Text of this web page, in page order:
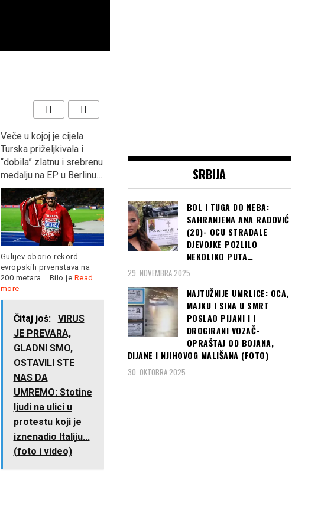
Veče u kojoj je cijela
Turska priželjkivala i
“dobila” zlatnu i srebrenu
medalju na EP u Berlinu…
Gulijev oborio rekord
evropskih prvenstava na
200 metara... Bilo je Read
more
Čitaj još:
VIRUS
JE PREVARA,
GLADNI SMO,
OSTAVILI STE
NAS DA
UMREMO: Stotine
ljudi na ulici u
protestu koji je
iznenadio Italiju...
(foto i video)
podijelio Hrvatsku?
Kada je hrvatske fudbalere
u Zagrebu dočekalo pola
se u osminu finala
Rusiji
Read more
SRBIJA
BOL I TUGA DO NEBA:
SAHRANJENA ANA RADOVIĆ
(20)- OCU STRADALE
DJEVOJKE POZLILO
NEKOLIKO PUTA…
29. NOVEMBRA 2025
NAJTUŽNIJE UMRLICE: OCA,
MAJKU I SINA U SMRT
POSLAO PIJANI I I
DROGIRANI VOZAČ-
OPRAŠTAJ OD BOJANA,
DIJANE I NJIHOVOG MALIŠANA (FOTO)
30. OKTOBRA 2025